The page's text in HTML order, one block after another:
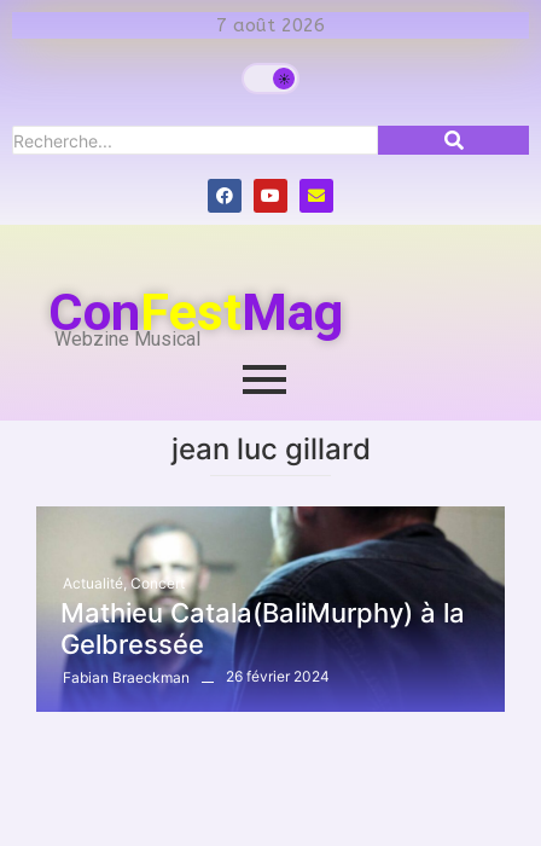
7 août 2026
ConFestMag
Webzine Musical
jean luc gillard
Actualité, Concert
Mathieu Catala(BaliMurphy) à la
Gelbressée
Fabian Braeckman 26 février 2024